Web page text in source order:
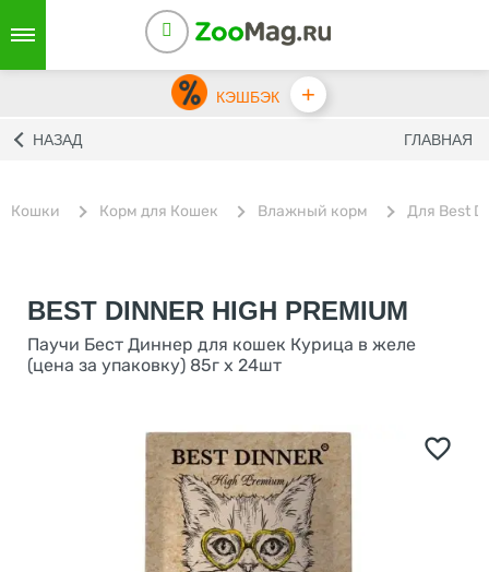
КЭШБЭК +
НАЗАД ГЛАВНАЯ
Кошки Корм для Кошек Влажный корм Для Best
BEST DINNER HIGH PREMIUM
Паучи Бест Диннер для кошек Курица в желе
(цена за упаковку) 85г х 24шт